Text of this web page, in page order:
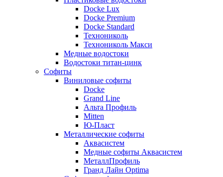
Docke Lux
Docke Premium
Docke Standard
Технониколь
Технониколь Макси
Медные водостоки
Водостоки титан-цинк
Софиты
Виниловые софиты
Docke
Grand Line
Альта Профиль
Mitten
Ю-Пласт
Металлические софиты
Аквасистем
Медные софиты Аквасистем
МеталлПрофиль
Гранд Лайн Optima